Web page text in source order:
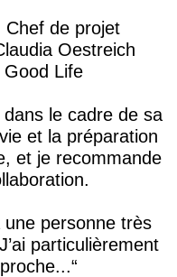
Chef de projet
Oestreich
Good Life
le cadre de sa
et la préparation
et je recommande
une personne très
particulièrement